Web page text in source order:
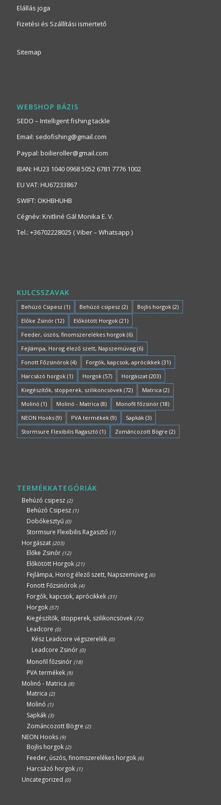
Elállás joga
Fizetési és Szállítási ismertető
Sitemap
WEBSHOP BÁZIS
SEDO – Intelligent fishing tackle
Email: sedofishing@gmail.com
Paypal: boilieroller@gmail.com
IBAN: HU23 1040 0968 5052 6781 7776 1002
EU VAT: HU67233867
SWIFT: OKHBHUHB
Cégnév: Knitliné Gál Monika E. V.
Tel.: +36702228025 ( Viber – Whatsapp )
KULCSSZAVAK
Behúzó Csipesz (1) Behúzó csipesz (2) Bojlis horgok(2)
Előke Zsinór(12) Előkötött Horgok(21)
Feeder, úszós, finomszerelékes horgok(6)
Fejlámpa, Horog élező szett, Napszemüveg(6)
Fonott Főzsinórok(4) Forgók, kapcsok, aprócikkek(31)
Harcsázó horgok(1) Horgok(57) Horgászat(203)
Kiegészítők, stopperek, szilikoncsövek(72) Matrica (2)
Molinó (1) Molinó - Matrica (8) Monofil főzsinór(18)
NEON Hooks(9) PVA termékek(9) Sapkák(3)
Stormsure Flexibilis Ragasztó (1) Zománcozott Bögre (2)
TERMÉKKATEGÓRIÁK
Behúzó csipesz (2)
Behúzó Csipesz (1)
Dobókesztyű (0)
Stormsure Flexibilis Ragasztó (1)
Horgászat (203)
Előke Zsinór (12)
Előkötött Horgok (21)
Fejlámpa, Horog élező szett, Napszemüveg (6)
Fonott Főzsinórok (4)
Forgók, kapcsok, aprócikkek (31)
Horgok (57)
Kiegészítők, stopperek, szilikoncsövek (72)
Leadcore (0)
Kész Leadcore végszerelék (0)
Leadcore Zsinór (0)
Monofil főzsinór (18)
PVA termékek (9)
Molinó - Matrica (8)
Matrica (2)
Molinó (1)
Sapkák (3)
Zománcozott Bögre (2)
NEON Hooks (9)
Bojlis horgok (2)
Feeder, úszós, finomszerelékes horgok (6)
Harcsázó horgok (1)
Uncategorized (0)